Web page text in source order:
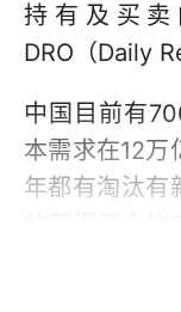
持有及买
DRO（Daily
中国目前有
本需求在12万
年都有淘汰有
立实现大金